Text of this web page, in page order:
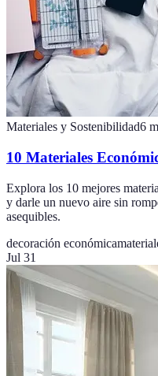
Materiales y Sostenibilidad6
10 Materiales
Explora los 10 mejores
y darle un nuevo aire sin
asequibles.
decoración económica
Jul 31